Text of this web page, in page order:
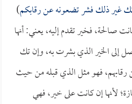
تك غير ذلك فشر تضعونه عن رقابكم)
صالحة، فخير تقدم إليه، يعني: أنها
إلى الخير الذي بشرت به، وإن تك
فهو مثل الذي قبله من حيث
لأنها إن كانت على خير، فهي